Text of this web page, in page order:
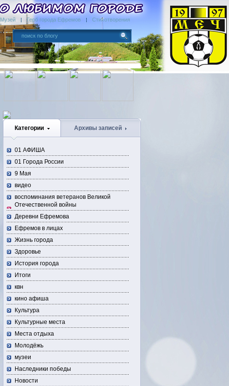
Музей Герб города Ефремов Стихотворения
Категории Архивы записей
01 АФИША
01 Города России
9 Мая
видео
воспоминания ветеранов Великой
Отечественной войны
Деревни Ефремова
Ефремов в лицах
Жизнь города
Здоровье
История города
Итоги
квн
кино афиша
Культура
Культурные места
Места отдыха
Молодёжь
музеи
Наследники победы
Новости